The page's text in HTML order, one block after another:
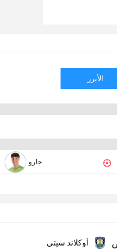
الأبرز
جارو
أوكلاند سيتي